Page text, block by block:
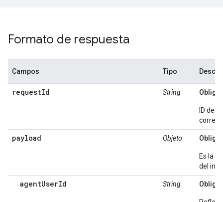
Formato de respuesta
Campos Tipo
requestId String
ID de
payload Objeto
Es la
del
agentUserId String